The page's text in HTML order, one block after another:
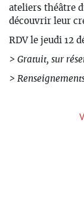
ateliers théâtre
découvrir leur
RDV le jeudi 12
> Gratuit, sur
>